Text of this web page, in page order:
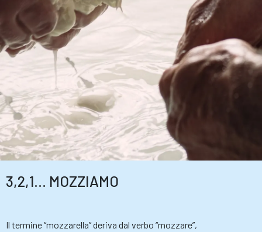
3,2,1... MOZZIAMO
Il termine “mozzarella” deriva dal verbo “mozzare”,